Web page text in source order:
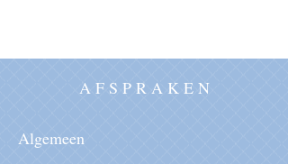
A F S P R A K E N
Algemeen